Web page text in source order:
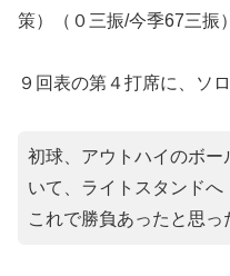
策）（０三振/今季67三振）
９回表の第４打席に、ソ
初球、アウトハイのボー
いて、ライトスタンドへ
これで勝負あったと思っ